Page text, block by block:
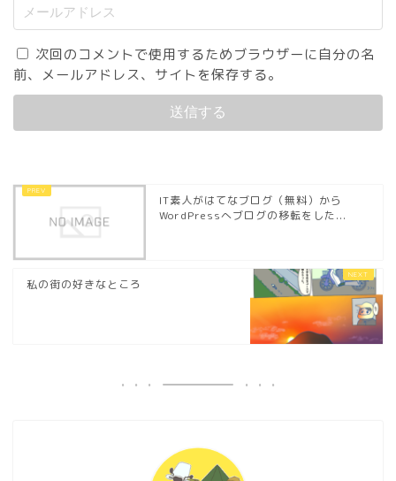
次回のコメントで使用するためブラウザーに自分の名
前、メールアドレス、サイトを保存する。
IT素人がはてなブログ（無料）から
WordPressへブログの移転をした...
私の街の好きなところ